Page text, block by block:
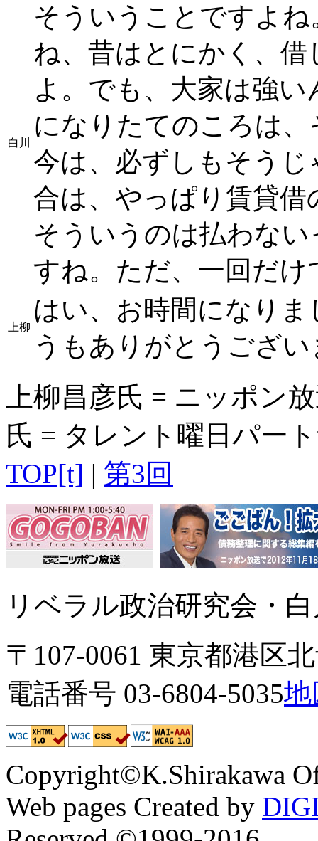
白川
そういうことですよ
ね、昔はとにかく、
よ。でも、大家は強
になりたてのころは
今は、必ずしもそう
合は、やっぱり賃貸
そういうのは払わな
すね。ただ、一回だ
上柳
はい、お時間になり
うもありがとうござ
上柳昌彦氏 = ニッポン
氏 = タレント曜日パー
TOP[t] | 第3回
リベラル政治研究会・
〒107-0061 東京都港区
電話番号 03-6804-5035地
Copyright©K.Shirakawa
Web pages Created by